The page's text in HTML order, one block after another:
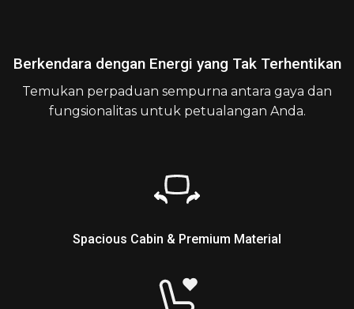
Berkendara dengan Energi yang Tak Terhentikan
Temukan perpaduan sempurna antara gaya dan
fungsionalitas untuk petualangan Anda.
Spacious Cabin & Premium Material